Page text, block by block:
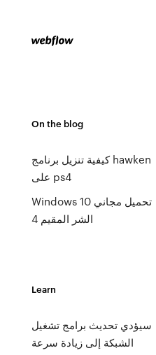
On the blog
كيفية تنزيل برنامج hawken
على ps4
Windows 10 تحميل مجاني
الشر المقيم 4
Learn
سيؤدي تحديث برامج تشغيل
الشبكة إلى زيادة سرعة